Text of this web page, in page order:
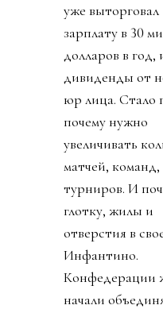
уже выторговал
зарплату в 30
долларов в год,
дивиденды от
юр лица. Стало
почему нужно
увеличивать
матчей, команд,
турниров. И
глотку, жилы и
отверстия в
Инфантино.
Конфедерации
начали